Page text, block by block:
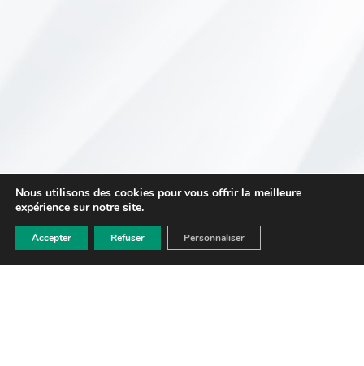
Nous utilisons des cookies pour vous offrir la meilleure
expérience sur notre site.
Accepter Refuser Personnaliser